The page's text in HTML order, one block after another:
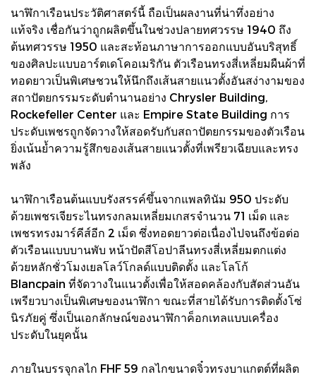
นาฬิกาเรือนประวัติศาสตร์นี้ ถือเป็นผลงานที่น่าทึ่งอย่าง
แท้จริง เชื่อกันว่าถูกผลิตขึ้นในช่วงปลายทศวรรษ 1940 ถึง
ต้นทศวรรษ 1950 และสะท้อนภาษาการออกแบบอันบริสุทธิ์
ของศิลปะแบบอาร์ตเดโคอเมริกัน ตัวเรือนทรงสี่เหลี่ยมผืนผ้าที่
ทอดยาวเป็นพิเศษชวนให้นึกถึงเส้นสายแนวตั้งอันสง่างามของ
สถาปัตยกรรมระดับตำนานอย่าง Chrysler Building,
Rockefeller Center และ Empire State Building การ
ประดับเพชรถูกจัดวางให้สอดรับกับสถาปัตยกรรมของตัวเรือน
ยิ่งเน้นย้ำความรู้สึกของเส้นสายแนวตั้งที่เพรียวเฉียบและทรง
พลัง
นาฬิกาเรือนต้นแบบรังสรรค์ขึ้นจากแพลทินัม 950 ประดับ
ด้วยเพชรเจียระไนทรงกลมเหลี่ยมเกสรจำนวน 71 เม็ด และ
เพชรทรงมาร์คีส์อีก 2 เม็ด ซึ่งทอดยาวต่อเนื่องไปจนถึงข้อต่อ
ตัวเรือนแบบบานพับ หน้าปัดสีโอปาลีนทรงสี่เหลี่ยมตกแต่ง
ด้วยหลักชั่วโมงเยลโลว์โกลด์แบบติดตั้ง และโลโก้
Blancpain ที่จัดวางในแนวตั้งเพื่อให้สอดคล้องกับสัดส่วนอัน
เพรียวบางเป็นพิเศษของนาฬิกา ขณะที่สายได้รับการติดตั้งโซ่
นิรภัยคู่ ซึ่งเป็นเอกลักษณ์ของนาฬิกาค็อกเทลแบบเครื่อง
ประดับในยุคนั้น
ภายในบรรจุกลไก FHF 59 กลไกขนาดจิ๋วทรงบาแกตต์ที่ผลิต